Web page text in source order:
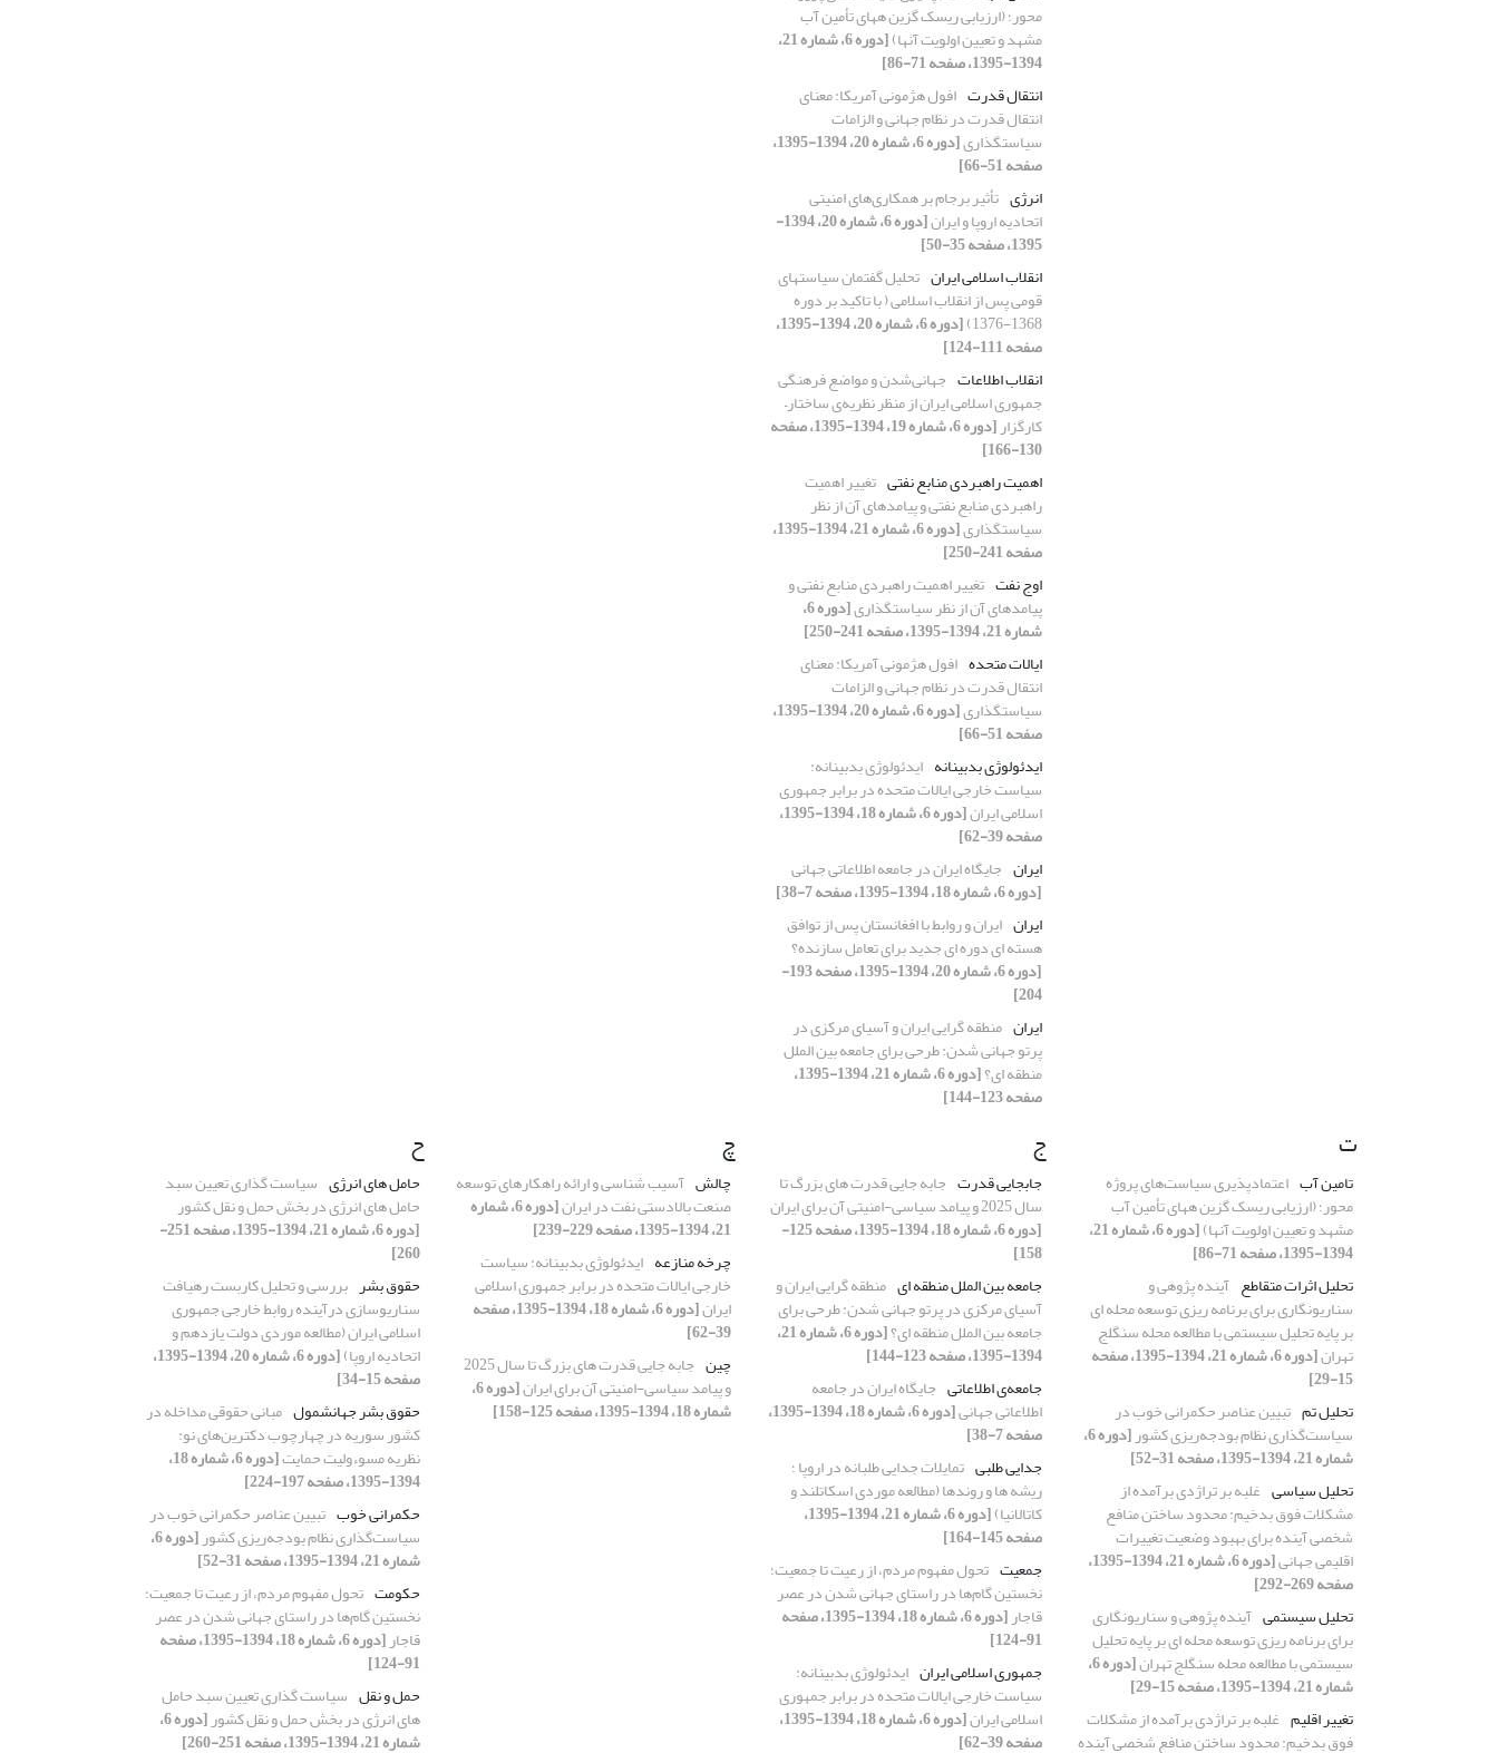
محور؛ (ارزیابی ریسک گزین ههای تأمین آب
مشهد و تعیین اولویت آنها) [دوره 6، شماره 21،
1394-1395، صفحه 71-86]
انتقال قدرت افول هژمونی آمریکا: معنای
انتقال قدرت در نظام جهانی و الزامات
سیاستگذاری [دوره 6، شماره 20، 1394-1395،
صفحه 51-66]
انرژی تأثیر برجام بر همکاری‌های امنیتی
اتحادیه‌ اروپا و ایران [دوره 6، شماره 20، 1394-
1395، صفحه 35-50]
انقلاب اسلامی ایران تحلیل گفتمان سیاستهای
قومی پس از انقلاب اسلامی ( با تاکید بر دوره
1368-1376) [دوره 6، شماره 20، 1394-1395،
صفحه 111-124]
انقلاب اطلاعات جهانی‌‌‌‌شدن و مواضع فرهنگی
جمهوری اسلامی ایران از منظر نظریه‌ی ساختار–
کارگزار [دوره 6، شماره 19، 1394-1395، صفحه
130-166]
اهمیت راهبردی منابع نفتی تغییر اهمیت
راهبردی منابع نفتی و پیامدهای آن از نظر
سیاستگذاری [دوره 6، شماره 21، 1394-1395،
صفحه 241-250]
اوج نفت تغییر اهمیت راهبردی منابع نفتی و
پیامدهای آن از نظر سیاستگذاری [دوره 6،
شماره 21، 1394-1395، صفحه 241-250]
ایالات متحده افول هژمونی آمریکا: معنای
انتقال قدرت در نظام جهانی و الزامات
سیاستگذاری [دوره 6، شماره 20، 1394-1395،
صفحه 51-66]
ایدئولوژی بدبینانه ایدئولوژی بدبینانه:
سیاست خارجی ایالات متحده در برابر جمهوری
اسلامی ایران [دوره 6، شماره 18، 1394-1395،
صفحه 39-62]
ایران جایگاه ایران در جامعه اطلاعاتی جهانی
[دوره 6، شماره 18، 1394-1395، صفحه 7-38]
ایران ایران و روابط با افغانستان پس از توافق
هسته ای دوره ای جدید برای تعامل سازنده؟
[دوره 6، شماره 20، 1394-1395، صفحه 193-
204]
ایران منطقه گرایی ایران و آسیای مرکزی در
پرتو جهانی شدن: طرحی برای جامعه بین الملل
منطقه ای؟ [دوره 6، شماره 21، 1394-1395،
صفحه 123-144]
ت
تامین آب اعتمادپذیری سیاست‌های پروژه
محور؛ (ارزیابی ریسک گزین ههای تأمین آب
مشهد و تعیین اولویت آنها) [دوره 6، شماره 21،
1394-1395، صفحه 71-86]
تحلیل اثرات متقاطع آینده پژوهی و
سناریونگاری برای برنامه ریزی توسعه محله ای
بر پایه تحلیل سیستمی با مطالعه محله سنگلج
تهران [دوره 6، شماره 21، 1394-1395، صفحه
15-29]
تحلیل تم تبیین عناصر حکمرانی خوب در
سیاست‌گذاری نظام بودجه‌ریزی کشور [دوره 6،
شماره 21، 1394-1395، صفحه 31-52]
تحلیل‌ سیاسی غلبه بر تراژدی برآمده از
مشکلات فوق بدخیم: محدود ساختن منافع
شخصی آینده برای بهبود وضعیت تغییرات
اقلیمی جهانی [دوره 6، شماره 21، 1394-1395،
صفحه 269-292]
تحلیل سیستمی آینده پژوهی و سناریونگاری
برای برنامه ریزی توسعه محله ای بر پایه تحلیل
سیستمی با مطالعه محله سنگلج تهران [دوره 6،
شماره 21، 1394-1395، صفحه 15-29]
تغییر اقلیم غلبه بر تراژدی برآمده از مشکلات
فوق بدخیم: محدود ساختن منافع شخصی آینده
ج
جابجایی قدرت جابه جایی قدرت های بزرگ تا
سال 2025 و پیامد سیاسی-امنیتی آن برای ایران
[دوره 6، شماره 18، 1394-1395، صفحه 125-
158]
جامعه بین الملل منطقه ای منطقه گرایی ایران و
آسیای مرکزی در پرتو جهانی شدن: طرحی برای
جامعه بین الملل منطقه ای؟ [دوره 6، شماره 21،
1394-1395، صفحه 123-144]
جامعه‌‌ی اطلاعاتی جایگاه ایران در جامعه
اطلاعاتی جهانی [دوره 6، شماره 18، 1394-1395،
صفحه 7-38]
جدایی طلبی تمایلات جدایی طلبانه در اروپا ؛
ریشه ها و روندها (مطالعه موردی اسکاتلند و
کاتالانیا) [دوره 6، شماره 21، 1394-1395،
صفحه 145-164]
جمعیت تحول مفهوم مردم، از رعیت تا جمعیت؛
نخستین گام‌ها در راستای جهانی شدن در عصر
قاجار [دوره 6، شماره 18، 1394-1395، صفحه
91-124]
جمهوری اسلامی ایران ایدئولوژی بدبینانه:
سیاست خارجی ایالات متحده در برابر جمهوری
اسلامی ایران [دوره 6، شماره 18، 1394-1395،
صفحه 39-62]
چ
چالش آسیب شناسی و ارائه راهکارهای توسعه
صنعت بالادستی نفت در ایران [دوره 6، شماره
21، 1394-1395، صفحه 229-239]
چرخه منازعه ایدئولوژی بدبینانه: سیاست
خارجی ایالات متحده در برابر جمهوری اسلامی
ایران [دوره 6، شماره 18، 1394-1395، صفحه
39-62]
چین
جابه جایی قدرت های بزرگ تا سال 2025
و پیامد سیاسی-امنیتی آن برای ایران [دوره 6،
شماره 18، 1394-1395، صفحه 125-158]
ح
حامل های انرژی سیاست گذاری تعیین سبد
حامل های انرژی در بخش حمل و نقل کشور
[دوره 6، شماره 21، 1394-1395، صفحه 251-
260]
حقوق بشر بررسی و تحلیل کاربست رهیافت
سناریوسازی درآینده روابط خارجی جمهوری
اسلامی ایران (مطالعه موردی دولت یازدهم و
اتحادیه اروپا) [دوره 6، شماره 20، 1394-1395،
صفحه 15-34]
حقوق بشر جهانشمول مبانی حقوقی مداخله در
کشور سوریه در چهارچوب دکترین‌های نو:
نظریه مسوءولیت حمایت [دوره 6، شماره 18،
1394-1395، صفحه 197-224]
حکمرانی خوب تبیین عناصر حکمرانی خوب در
سیاست‌گذاری نظام بودجه‌ریزی کشور [دوره 6،
شماره 21، 1394-1395، صفحه 31-52]
حکومت تحول مفهوم مردم، از رعیت تا جمعیت؛
نخستین گام‌ها در راستای جهانی شدن در عصر
قاجار [دوره 6، شماره 18، 1394-1395، صفحه
91-124]
حمل و نقل سیاست گذاری تعیین سبد حامل
های انرژی در بخش حمل و نقل کشور [دوره 6،
شماره 21، 1394-1395، صفحه 251-260]